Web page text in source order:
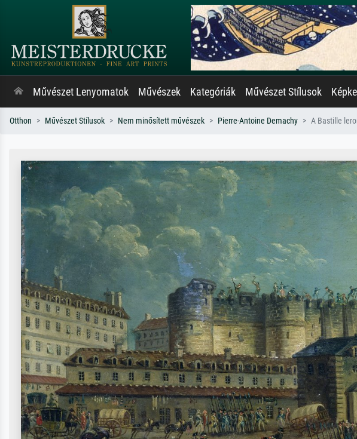
Művészet Lenyomatok Művészek Kategóriák Művészet Stílusok
Otthon Művészet Stílusok Nem minősített művészek Pierre-Antoine Demachy A Bastille